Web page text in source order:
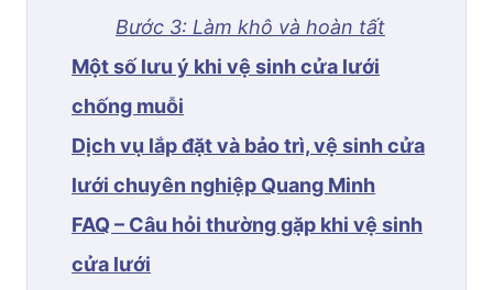
Bước 3: Làm khô và hoàn tất
Một số lưu ý khi vệ sinh cửa lưới
chống muỗi
Dịch vụ lắp đặt và bảo trì, vệ sinh cửa
lưới chuyên nghiệp Quang Minh
FAQ – Câu hỏi thường gặp khi vệ sinh
cửa lưới